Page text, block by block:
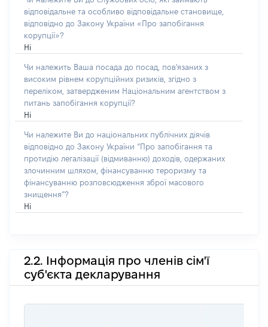
відповідальне та особливо відповідальне становище,
відповідно до Закону України «Про запобігання
корупції»?
Ні
Чи належить Ваша посада до посад, пов'язаних з
високим рівнем корупційних ризиків, згідно з
переліком, затвердженим Національним агентством з
питань запобігання корупції?
Ні
Чи належите Ви до національних публічних діячів
відповідно до Закону України “Про запобігання та
протидію легалізації (відмиванню) доходів, одержаних
злочинним шляхом, фінансуванню тероризму та
фінансуванню розповсюдження зброї масового
знищення”?
Ні
2.2. Інформація про членів сім'ї
суб'єкта декларування